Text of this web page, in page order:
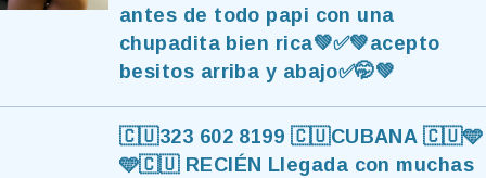
antes de todo papi con una
chupadita bien rica💚✅💚acepto
besitos arriba y abajo✅🤭💚
🇨🇺323 602 8199 🇨🇺CUBANA 🇨🇺🩵
🩵🇨🇺 RECIÉN Llegada con muchas